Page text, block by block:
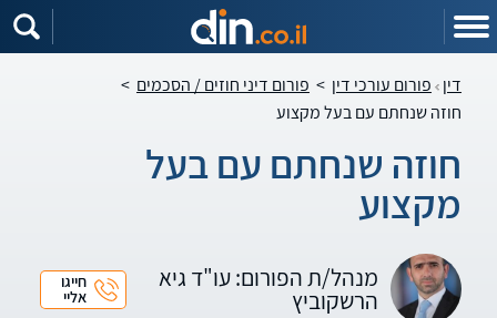
דין פורום עורכי דין > פורום דיני חוזים / הסכמים >
חוזה שנחתם עם בעל מקצוע
חוזה שנחתם עם בעל
מקצוע
מנהל/ת הפורום: עו"ד גיא
הרשקוביץ
חייגו
אליי